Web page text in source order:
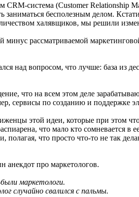
CRM-система (Customer Relationship
заниматься бесполезным делом.
халявщиков, мы решили
минус рассматриваемой
над вопросом, что лучше: база из
что на всем этом деле
сервисы по созданию и поддержке
этой идеи, которые при этом
что мало кто сомневается
полагая, что просто что-то не так
анекдот про маркетологов.
маркетологи.
случайно свалился с пальмы.